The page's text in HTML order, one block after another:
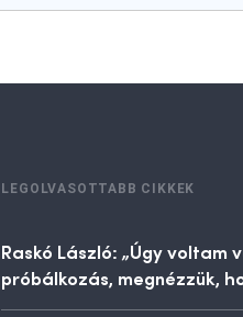
LEGOLVASOTTABB CIKKEK
Raskó László: „Úgy voltam
próbálkozás, megnézzük,